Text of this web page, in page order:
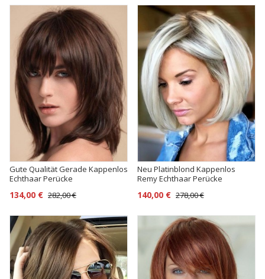
Gute Qualität Gerade Kappenlos
Echthaar Perücke
134,00 € 282,00 €
Neu Platinblond Kappenlos
Remy Echthaar Perücke
140,00 € 278,00 €